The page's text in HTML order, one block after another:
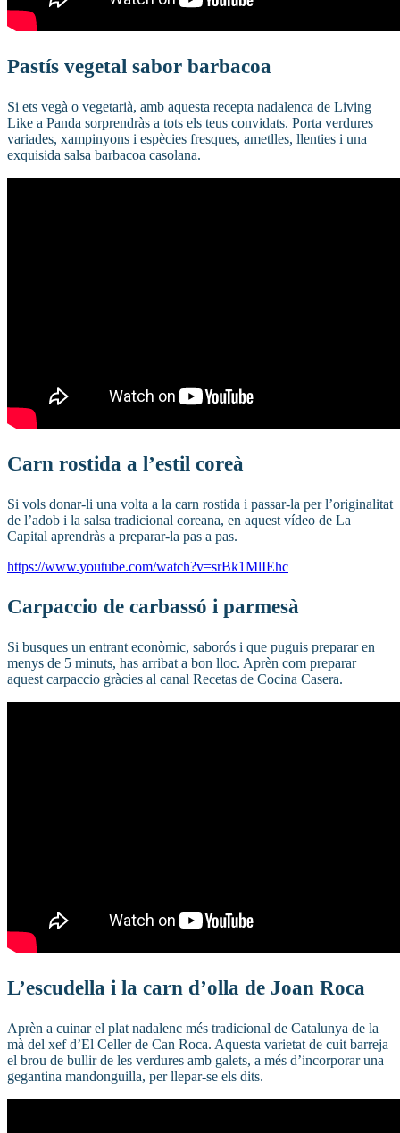
Pastís vegetal sabor barbacoa
Si ets vegà o vegetarià, amb aquesta recepta nadalenca de Living
Like a Panda sorprendràs a tots els teus convidats. Porta verdures
variades, xampinyons i espècies fresques, ametlles, llenties i una
exquisida salsa barbacoa casolana.
Carn rostida a l’estil coreà
Si vols donar-li una volta a la carn rostida i passar-la per l’originalitat
de l’adob i la salsa tradicional coreana, en aquest vídeo de La
Capital aprendràs a preparar-la pas a pas.
https://www.youtube.com/watch?v=srBk1MlIEhc
Carpaccio de carbassó i parmesà
Si busques un entrant econòmic, saborós i que puguis preparar en
menys de 5 minuts, has arribat a bon lloc. Aprèn com preparar
aquest carpaccio gràcies al canal Recetas de Cocina Casera.
L’escudella i la carn d’olla de Joan Roca
Aprèn a cuinar el plat nadalenc més tradicional de Catalunya de la
mà del xef d’El Celler de Can Roca. Aquesta varietat de cuit barreja
el brou de bullir de les verdures amb galets, a més d’incorporar una
gegantina mandonguilla, per llepar-se els dits.